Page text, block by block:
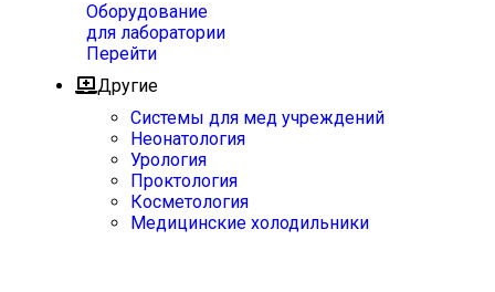
Оборудование
для лаборатории
Перейти
Другие
Системы для мед учреждений
Неонатология
Урология
Проктология
Косметология
Медицинские холодильники